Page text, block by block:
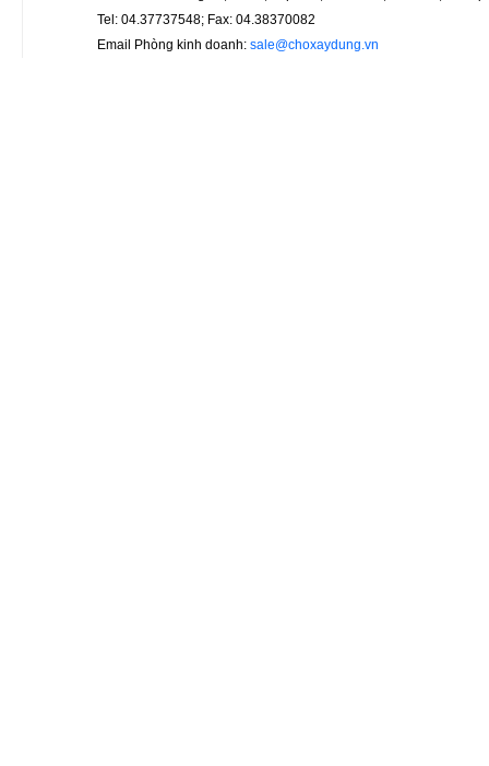
Tel: 04.37737548; Fax: 04.38370082
Email Phòng kinh doanh: sale@choxaydung.vn